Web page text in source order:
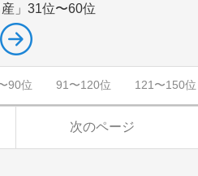
」 31位〜60位
90位 91〜120位 121〜150位
次のページ